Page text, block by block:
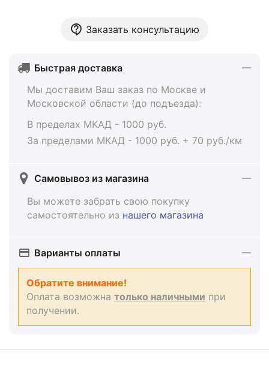
Заказать консультацию
Быстрая доставка
Мы доставим Ваш заказ по Москве и
Московской области (до подъезда):
В пределах МКАД - 1000 руб.
За пределами МКАД - 1000 руб. + 70 руб./км
Самовывоз из магазина
Вы можете забрать свою покупку
самостоятельно из нашего магазина
Варианты оплаты
Обратите внимание!
Оплата возможна только наличными при
получении.